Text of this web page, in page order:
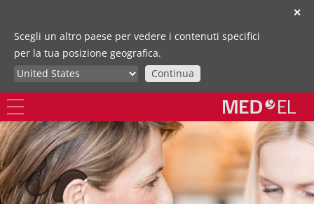
✕
Scegli un altro paese per vedere i contenuti specifici
per la tua posizione geografica.
Continua